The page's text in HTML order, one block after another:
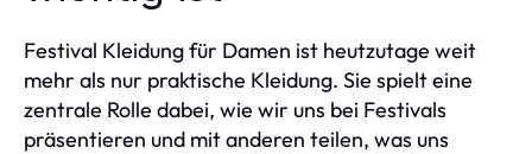
Festival Kleidung für Damen ist heutzutage weit
mehr als nur praktische Kleidung. Sie spielt eine
zentrale Rolle dabei, wie wir uns bei Festivals
präsentieren und mit anderen teilen, was uns